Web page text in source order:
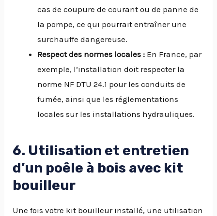
cas de coupure de courant ou de panne de
la pompe, ce qui pourrait entraîner une
surchauffe dangereuse.
Respect des normes locales : En France, par
exemple, l’installation doit respecter la
norme NF DTU 24.1 pour les conduits de
fumée, ainsi que les réglementations
locales sur les installations hydrauliques.
6. Utilisation et entretien
d’un poêle à bois avec kit
bouilleur
Une fois votre kit bouilleur installé, une utilisation